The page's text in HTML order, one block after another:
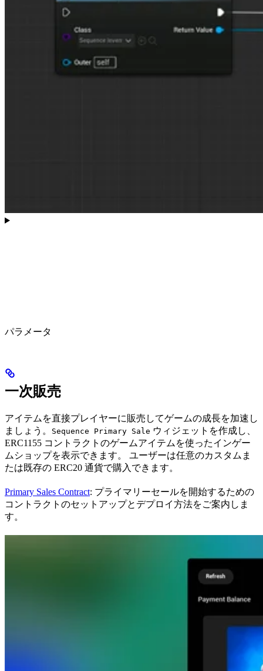
パラメータ
一次販売
アイテムを直接プレイヤーに販売してゲームの成長を加速し
ましょう。
Sequence Primary Sale ウィジェットを作成し、
ERC1155 コントラクトのゲームアイテムを使ったインゲー
ムショップを表示できます。 ユーザーは任意のカスタムま
たは既存の ERC20 通貨で購入できます。
Primary Sales Contract: プライマリーセールを開始するための
コントラクトのセットアップとデプロイ方法をご案内しま
す。